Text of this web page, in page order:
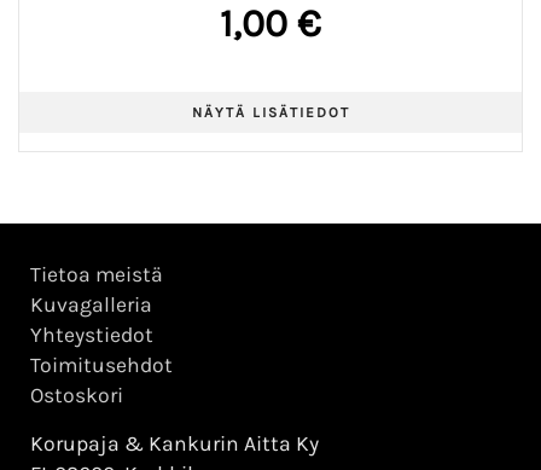
1,00 €
Tietoa meistä
Kuvagalleria
Yhteystiedot
Toimitusehdot
Ostoskori
Korupaja & Kankurin Aitta Ky